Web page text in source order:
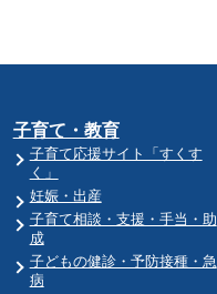
子育て・教育
子育て応援サイト「すくす
く」
妊娠・出産
子育て相談・支援・手当・助
成
子どもの健診・予防接種・急
病